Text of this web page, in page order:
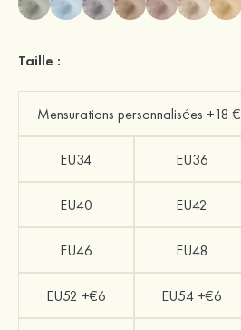
Taille :
Mensurations personnalisées +18 €
EU34 EU36
EU40 EU42
EU46 EU48
EU52 +€6 EU54 +€6